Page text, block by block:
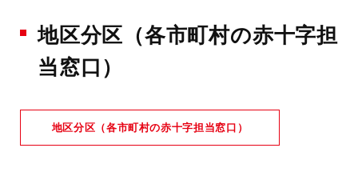
地区分区（各市町村の赤十字担
当窓口）
地区分区（各市町村の赤十字担当窓口）